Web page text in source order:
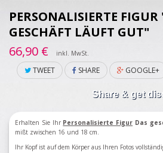
PERSONALISIERTE FIGUR
GESCHÄFT LÄUFT GUT"
66,90 €
inkl. MwSt.
TWEET SHARE GOOGLE+
Share & get
Erhalten Sie Ihr Personalisierte Figur Das
mißt zwischen 16 und 18 cm.
Ihr Kopf ist auf dem Körper aus Ihren Fotos